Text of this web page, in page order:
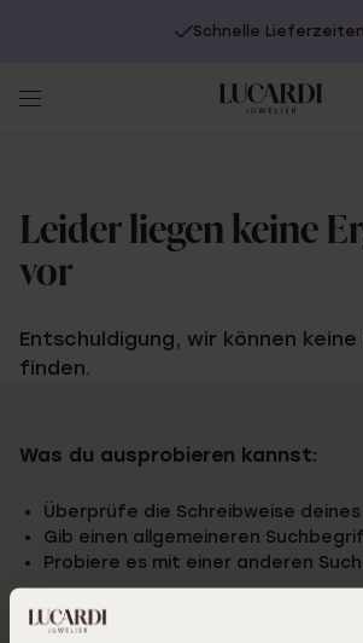
Schnelle Lieferzeiten
Leider liegen keine
vor
Entschuldigung, wir können keine
finden.
Was du ausprobieren kannst:
Überprüfe die Schreibweise
Gib einen allgemeineren
Probiere es mit einer anderen